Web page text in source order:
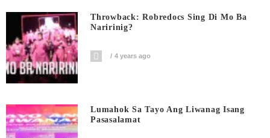
Throwback: Robredocs Sing Di Mo Ba
Naririnig?
4 years ago
Lumahok Sa Tayo Ang Liwanag Isang
Pasasalamat